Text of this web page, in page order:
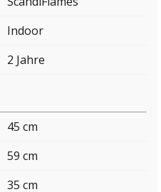
Indoor
2 Jahre
45 cm
59 cm
35 cm